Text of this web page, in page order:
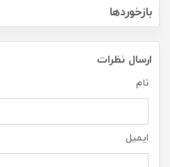
بازخوردها
ارسال نظرات
نام
ایمیل